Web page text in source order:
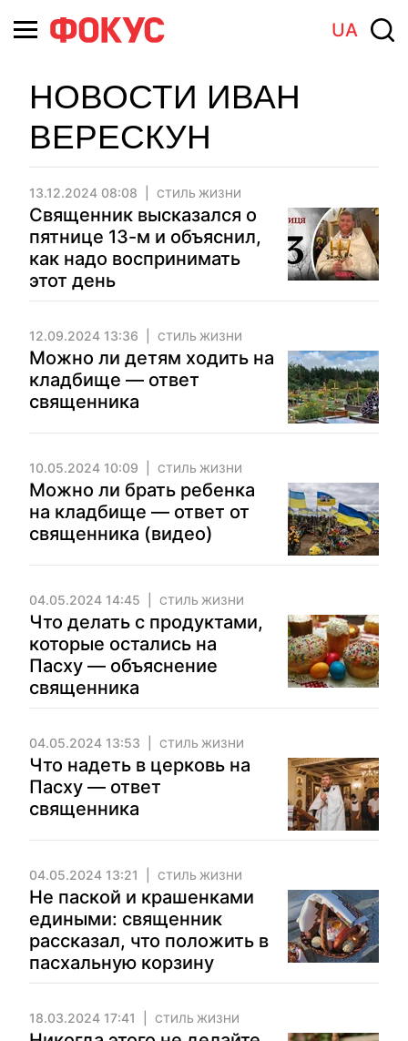
UA
НОВОСТИ ИВАН
ВЕРЕСКУН
13.12.2024 08:08 СТИЛЬ ЖИЗНИ
Священник высказался о
пятнице 13-м и объяснил,
как надо воспринимать
этот день
12.09.2024 13:36 СТИЛЬ ЖИЗНИ
Можно ли детям ходить на
кладбище — ответ
священника
10.05.2024 10:09 СТИЛЬ ЖИЗНИ
Можно ли брать ребенка
на кладбище — ответ от
священника (видео)
04.05.2024 14:45 СТИЛЬ ЖИЗНИ
Что делать с продуктами,
которые остались на
Пасху — объяснение
священника
04.05.2024 13:53 СТИЛЬ ЖИЗНИ
Что надеть в церковь на
Пасху — ответ
священника
04.05.2024 13:21 СТИЛЬ ЖИЗНИ
Не паской и крашенками
едиными: священник
рассказал, что положить в
пасхальную корзину
18.03.2024 17:41 СТИЛЬ ЖИЗНИ